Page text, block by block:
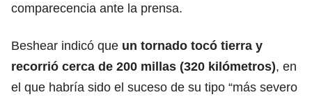
comparecencia ante la prensa.
Beshear indicó que un tornado tocó tierra y
recorrió cerca de 200 millas (320 kilómetros), en
el que habría sido el suceso de su tipo “más severo